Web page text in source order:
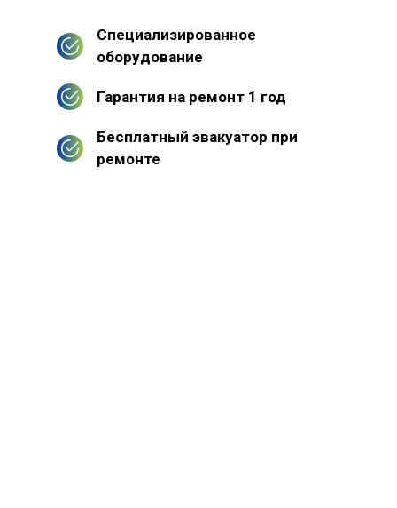
Специализированное
оборудование
Гарантия на ремонт 1 год
Бесплатный эвакуатор при
ремонте